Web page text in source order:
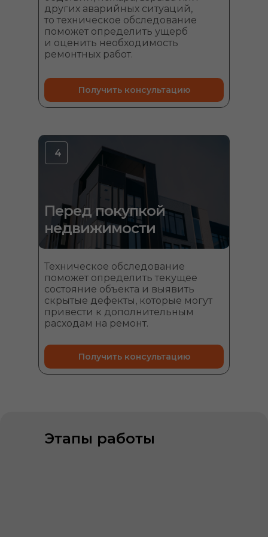
других аварийных ситуаций,
то техническое обследование
поможет определить ущерб
и оценить необходимость
ремонтных работ.
Получить консультацию
Перед покупкой
недвижимости
Техническое обследование
поможет определить текущее
состояние объекта и выявить
скрытые дефекты, которые могут
привести к дополнительным
расходам на ремонт.
4
Получить консультацию
Этапы работы